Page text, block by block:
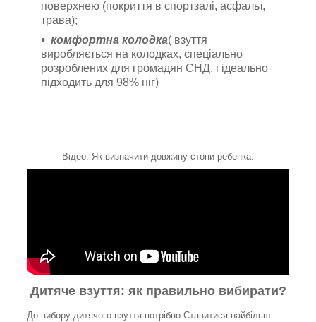
поверхнею (покриття в спортзалі, асфальт,
трава);
комфортна колодка( взуття
виробляється на колодках, спеціально
розроблених для громадян СНД, і ідеально
підходить для 98% ніг)
Відео: Як визначити довжину стопи ребенка:
Дитяче взуття: як правильно вибирати?
До вибору дитячого взуття потрібно Ставитися найбільш